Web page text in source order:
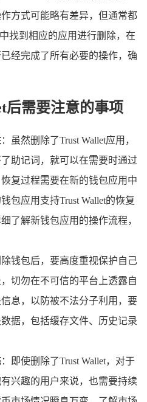
方式可能略有差异，但通常都
找到相应的应用进行删除，在
经完成了所有必要的操作，确
后需要注意的事项
：虽然删除了Trust Wallet应用，
助记词，就可以在需要时通过
复过程需要在新的钱包应用中
包应用支持Trust Wallet的恢复
了解新钱包应用的操作流程，
除钱包后，要高度重视保护自己
切勿在不可信的平台上透露自
息，以防被不法分子利用，要
据，包括缓存文件、历史记录
：即使删除了Trust Wallet，对于
兴趣的用户来说，也需要持续